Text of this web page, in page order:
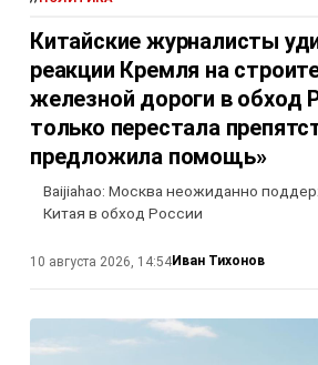
Китайские журналисты
реакции Кремля на
железной дороги в обход
только перестала
предложила помощь»
Baijiahao: Москва неожиданно
Китая в обход России
10 августа 2026, 14:54Иван Тихонов